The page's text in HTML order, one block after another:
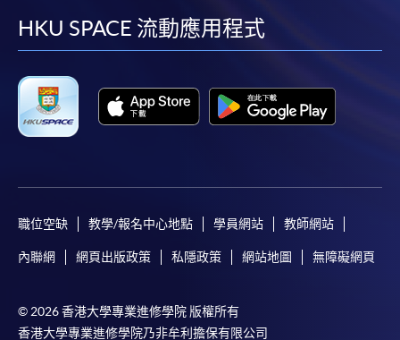
facebook
youtube
linkedin
HKU SPACE 流動應用程式
職位空缺 教學/報名中心地點 學員網站 教師網站
內聯網 網頁出版政策 私隱政策 網站地圖 無障礙網頁
© 2026 香港大學專業進修學院 版權所有
香港大學專業進修學院乃非牟利擔保有限公司